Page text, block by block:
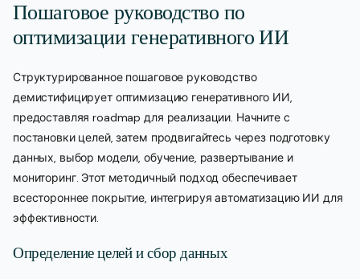
Пошаговое руководство по
оптимизации генеративного ИИ
Структурированное пошаговое руководство
демистифицирует оптимизацию генеративного ИИ,
предоставляя roadmap для реализации. Начните с
постановки целей, затем продвигайтесь через подготовку
данных, выбор модели, обучение, развертывание и
мониторинг. Этот методичный подход обеспечивает
всестороннее покрытие, интегрируя автоматизацию ИИ для
эффективности.
Определение целей и сбор данных